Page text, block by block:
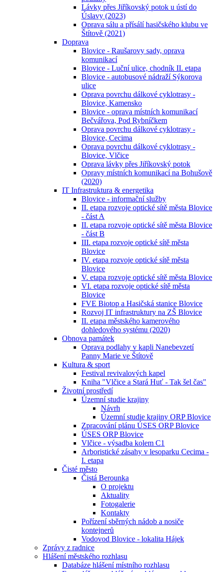
Lávky přes Jiříkovský potok u ústí do
Úslavy (2023)
Oprava sálu a přísálí hasičského klubu ve
Štítově (2021)
Doprava
Blovice - Raušarovy sady, oprava
komunikací
Blovice - Luční ulice, chodník II. etapa
Blovice - autobusové nádraží Sýkorova
ulice
Oprava povrchu dálkové cyklotrasy -
Blovice, Kamensko
Blovice - oprava místních komunikací
Bečvářova, Pod Rybníčkem
Oprava povrchu dálkové cyklotrasy -
Blovice, Cecima
Oprava povrchu dálkové cyklotrasy -
Blovice, Vlčice
Oprava lávky přes Jiříkovský potok
Opravy místních komunikací na Bohušově
(2020)
IT Infrastruktura & energetika
Blovice - informační služby
II. etapa rozvoje optické sítě města Blovice
- část A
II. etapa rozvoje optické sítě města Blovice
- část B
III. etapa rozvoje optické sítě města
Blovice
IV. etapa rozvoje optické sítě města
Blovice
V. etapa rozvoje optické sítě města Blovice
VI. etapa rozvoje optické sítě města
Blovice
FVE Biotop a Hasičská stanice Blovice
Rozvoj IT infrastruktury na ZŠ Blovice
II. etapa městského kamerového
dohledového systému (2020)
Obnova památek
Oprava podlahy v kapli Nanebevzetí
Panny Marie ve Štítově
Kultura & sport
Festival revivalových kapel
Kniha "Vlčice a Stará Huť - Tak šel čas"
Životní prostředí
Územní studie krajiny
Návrh
Územní studie krajiny ORP Blovice
Zpracování plánu ÚSES ORP Blovice
ÚSES ORP Blovice
Vlčice - výsadba kolem C1
Arboristické zásahy v lesoparku Cecima -
I. etapa
Čisté město
Čistá Berounka
O projektu
Aktuality
Fotogalerie
Kontakty
Pořízení sběrných nádob a nosiče
kontejnerů
Vodovod Blovice - lokalita Hájek
Zprávy z radnice
Hlášení městského rozhlasu
Databáze hlášení místního rozhlasu